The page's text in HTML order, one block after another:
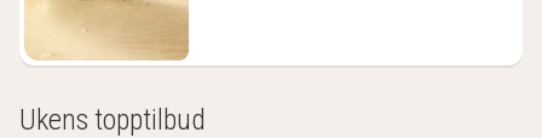
Ukens topptilbud